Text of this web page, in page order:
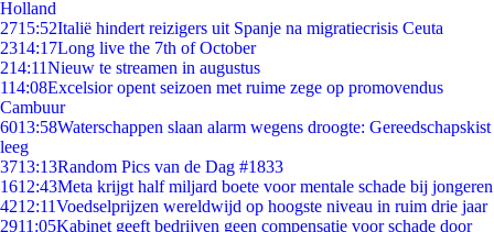
Holland
2715:52Italië hindert reizigers uit Spanje na migratiecrisis Ceuta
2314:17Long live the 7th of October
214:11Nieuw te streamen in augustus
114:08Excelsior opent seizoen met ruime zege op promovendus
Cambuur
6013:58Waterschappen slaan alarm wegens droogte: Gereedschapskist
leeg
3713:13Random Pics van de Dag #1833
1612:43Meta krijgt half miljard boete voor mentale schade bij jongeren
4212:11Voedselprijzen wereldwijd op hoogste niveau in ruim drie jaar
2911:05Kabinet geeft bedrijven geen compensatie voor schade door